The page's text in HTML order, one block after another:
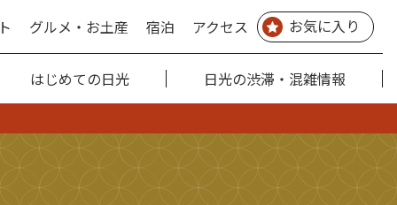
グルメ・お土産 宿泊 アクセス お気に入り
はじめての日光 日光の渋滞・混雑情報